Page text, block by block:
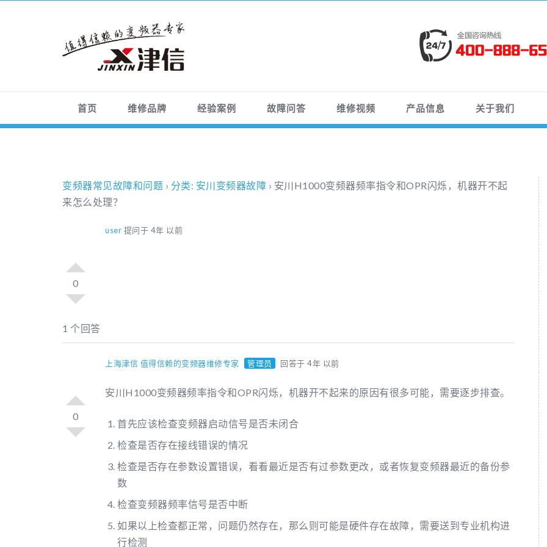
首页 维修品牌 经验案例 故障问答 维修视频 产品信息 关于我们
变频器常见故障和问题 › 分类: 安川变频器故障 › 安川H1000变频器频率指令和OPR闪烁，机器开不起
来怎么处理？
0
user 提问于 4年 以前
1 个回答
0
上海津信 值得信赖的变频器维修专家 管理员 回答于 4年 以前
安川H1000变频器频率指令和OPR闪烁，机器开不起来的原因有很多可能，需要逐步排查。
首先应该检查变频器启动信号是否未闭合
检查是否存在接线错误的情况
检查是否存在参数设置错误，看看最近是否有过参数更改，或者恢复变频器最近的备份参
数
检查变频器频率信号是否中断
如果以上检查都正常，问题仍然存在，那么则可能是硬件存在故障，需要送到专业机构进
行检测